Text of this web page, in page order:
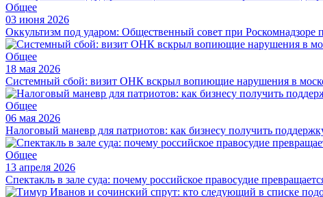
Общее
03 июня 2026
Оккультизм под ударом: Общественный совет при Роскомнадзоре
Общее
18 мая 2026
Системный сбой: визит ОНК вскрыл вопиющие нарушения в
Общее
06 мая 2026
Налоговый маневр для патриотов: как бизнесу получить
Общее
13 апреля 2026
Спектакль в зале суда: почему российское правосудие